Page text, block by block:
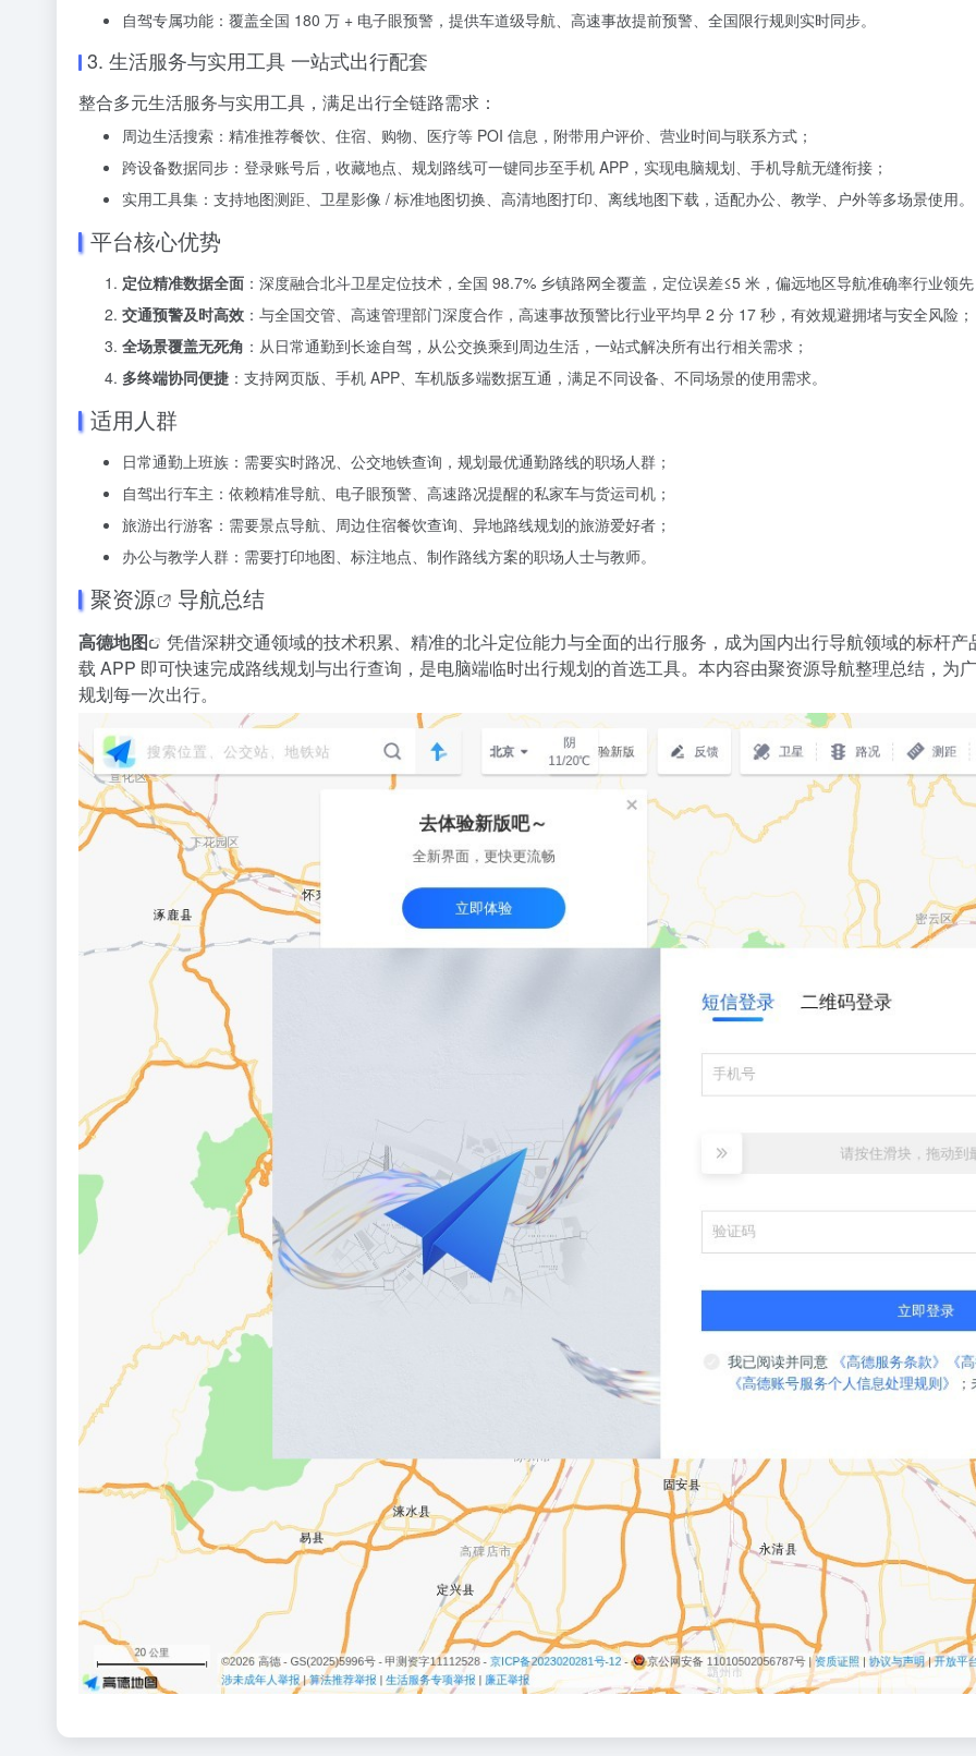
自驾专属功能：覆盖全国 180 万 + 电子眼预警，提供车道级导航、高速事故提前预警、全国限行规则实时同步。
3. 生活服务与实用工具 一站式出行配套
整合多元生活服务与实用工具，满足出行全链路需求：
周边生活搜索：精准推荐餐饮、住宿、购物、医疗等 POI 信息，附带用户评价、营业时间与联系方式；
跨设备数据同步：登录账号后，收藏地点、规划路线可一键同步至手机 APP，实现电脑规划、手机导航无缝衔接；
实用工具集：支持地图测距、卫星影像 / 标准地图切换、高清地图打印、离线地图下载，适配办公、教学、户外等多场景使用。
平台核心优势
定位精准数据全面 ：深度融合北斗卫星定位技术，全国 98.7% 乡镇路网全覆盖，定位误差≤5 米，偏远地区导航准确率行业领
交通预警及时高效 ：与全国交管、高速管理部门深度合作，高速事故预警比行业平均早 2 分 17 秒，有效规避拥堵与安全风险；
全场景覆盖无死角 ：从日常通勤到长途自驾，从公交换乘到周边生活，一站式解决所有出行相关需求；
多终端协同便捷 ：支持网页版、手机 APP、车机版多端数据互通，满足不同设备、不同场景的使用需求。
适用人群
日常通勤上班族：需要实时路况、公交地铁查询，规划最优通勤路线的职场人群；
自驾出行车主：依赖精准导航、电子眼预警、高速路况提醒的私家车与货运司机；
旅游出行游客：需要景点导航、周边住宿餐饮查询、异地路线规划的旅游爱好者；
办公与教学人群：需要打印地图、标注地点、制作路线方案的职场人士与教师。
聚资源 导航总结
高德地图
凭借深耕交通领域的技术积累、精准的北斗定位能力与全面的出行服务，成为国内出行导航领域的标杆
载 APP 即可快速完成路线规划与出行查询，是电脑端临时出行规划的首选工具。本内容由聚资源导航整理总结，为
规划每一次出行。